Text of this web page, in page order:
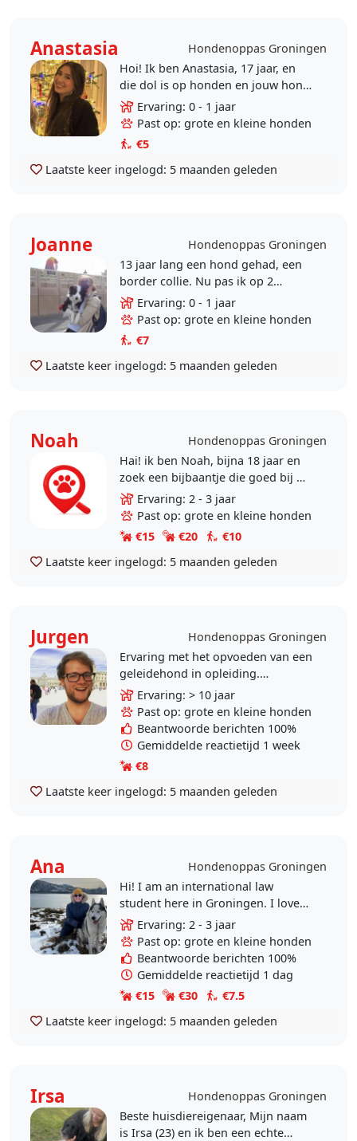
Anastasia
Hondenoppas Groningen
Hoi! Ik ben Anastasia, 17 jaar, en
die dol is op honden en jouw hond
alle liefde kan geven! Ik wandel
graag en dacht dat is nog leuker
met een..
Ervaring: 0 - 1 jaar
Past op: grote en kleine honden
€5
Laatste keer ingelogd: 5 maanden geleden
Joanne
Hondenoppas Groningen
13 jaar lang een hond gehad, een
border collie. Nu pas ik op 2
poedels. Alleen bereikbaar voor
wandelen, het liefst in mijn eigen
straat. Dit met oog..
Ervaring: 0 - 1 jaar
Past op: grote en kleine honden
€7
Laatste keer ingelogd: 5 maanden geleden
Noah
Hondenoppas Groningen
Hai! ik ben Noah, bijna 18 jaar en
zoek een bijbaantje die goed bij mij
past. ik ben aan het zoeken naar
wie ik ben, en wat ik uit het leven
wil..
Ervaring: 2 - 3 jaar
Past op: grote en kleine honden
€15
€20
€10
Laatste keer ingelogd: 5 maanden geleden
Jurgen
Hondenoppas Groningen
Ervaring met het opvoeden van een
geleidehond in opleiding.
Momenteel geen hond in huis,
maar dat missen we wel. Dus we
zouden het leuk vinden om af..
Ervaring: > 10 jaar
Past op: grote en kleine honden
Beantwoorde berichten 100%
Gemiddelde reactietijd 1 week
€8
Laatste keer ingelogd: 5 maanden geleden
Ana
Hondenoppas Groningen
Hi! I am an international law
student here in Groningen. I love
dogs, so I am looking for
dogsitting and/or dogwalking in
my free time. I have two..
Ervaring: 2 - 3 jaar
Past op: grote en kleine honden
Beantwoorde berichten 100%
Gemiddelde reactietijd 1 dag
€15
€30
€7.5
Laatste keer ingelogd: 5 maanden geleden
Irsa
Hondenoppas Groningen
Beste huisdiereigenaar, Mijn naam
is Irsa (23) en ik ben een echte